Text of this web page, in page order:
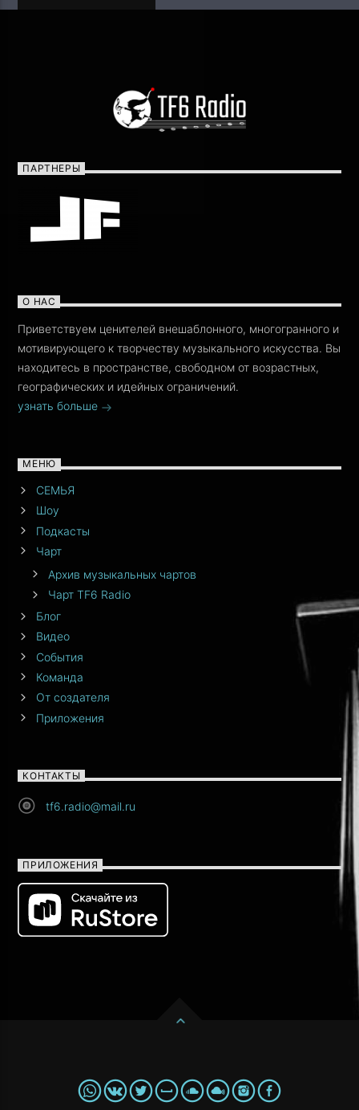
ПАРТНЕРЫ
О НАС
Приветствуем ценителей внешаблонного, многогранного и
мотивирующего к творчеству музыкального искусства. Вы
находитесь в пространстве, свободном от возрастных,
географических и идейных ограничений.
узнать больше
МЕНЮ
СЕМЬЯ
Шоу
Подкасты
Чарт
Архив музыкальных чартов
Чарт TF6 Radio
Блог
Видео
События
Команда
От создателя
Приложения
КОНТАКТЫ
tf6.radio@mail.ru
ПРИЛОЖЕНИЯ